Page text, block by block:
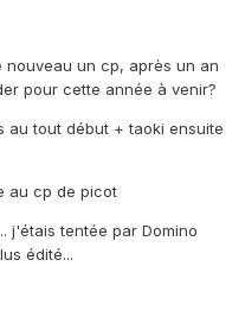
un cp, après un an
pour cette année à venir?
au tout début + taoki ensuite
au cp de picot
j'étais tentée par Domino
édité...